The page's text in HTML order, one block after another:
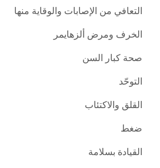
التعافي من الإصابات والوقاية منها
الخرف ومرض ألزهايمر
صحة كبار السن
التوحّد
القلق والاكتئاب
ضغط
القيادة بسلامة